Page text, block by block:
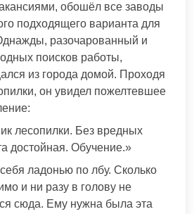
обошёл все заводы
подходящего варианта для
разочарованный и
поисков работы,
из города домой. Проходя
он увидел пожелтевшее
лесопилки. Без вредных
достойная. Обучение.»
ладонью по лбу. Сколько
и ни разу в голову не
сюда. Ему нужна была эта